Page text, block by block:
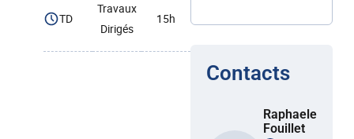
TD
Travaux
Dirigés
15h
Contacts
Raphaele
Fouillet